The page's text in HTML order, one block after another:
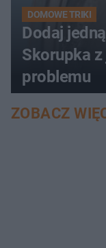
DOMOWE TRIKI
Dodaj
Skorupka
problemu
ZOBACZ